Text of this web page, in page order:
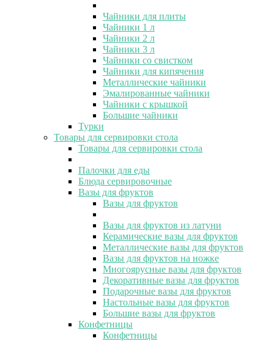
Чайники для плиты
Чайники 1 л
Чайники 2 л
Чайники 3 л
Чайники со свистком
Чайники для кипячения
Металлические чайники
Эмалированные чайники
Чайники с крышкой
Большие чайники
Турки
Товары для сервировки стола
Товары для сервировки стола
Палочки для еды
Блюда сервировочные
Вазы для фруктов
Вазы для фруктов
Вазы для фруктов из латуни
Керамические вазы для фруктов
Металлические вазы для фруктов
Вазы для фруктов на ножке
Многоярусные вазы для фруктов
Декоративные вазы для фруктов
Подарочные вазы для фруктов
Настольные вазы для фруктов
Большие вазы для фруктов
Конфетницы
Конфетницы